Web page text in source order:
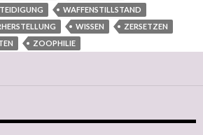
WAFFENSTILLSTAND
WISSEN
ZERSETZEN
ZOOPHILIE